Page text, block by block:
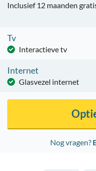
Inclusief 12 maanden
Tv
Interactieve tv
Internet
Glasvezel internet
Nog vragen?